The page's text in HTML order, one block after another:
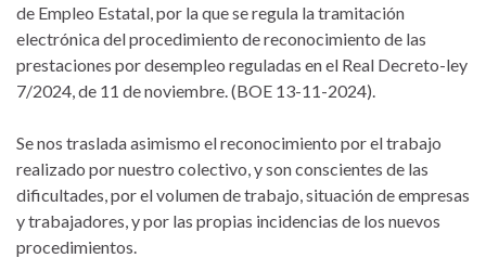
de Empleo Estatal, por la que se regula la tramitación
electrónica del procedimiento de reconocimiento de las
prestaciones por desempleo reguladas en el Real Decreto-ley
7/2024, de 11 de noviembre. (BOE 13-11-2024).
Se nos traslada asimismo el reconocimiento por el trabajo
realizado por nuestro colectivo, y son conscientes de las
dificultades, por el volumen de trabajo, situación de empresas
y trabajadores, y por las propias incidencias de los nuevos
procedimientos.